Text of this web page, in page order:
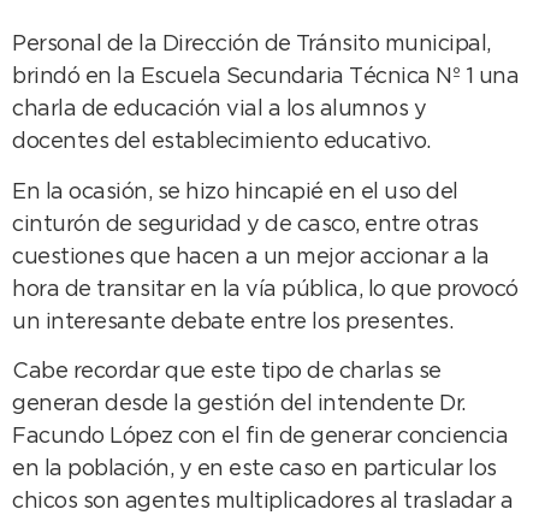
Personal de la Dirección de Tránsito municipal,
brindó en la Escuela Secundaria Técnica Nº 1 una
charla de educación vial a los alumnos y
docentes del establecimiento educativo.
En la ocasión, se hizo hincapié en el uso del
cinturón de seguridad y de casco, entre otras
cuestiones que hacen a un mejor accionar a la
hora de transitar en la vía pública, lo que provocó
un interesante debate entre los presentes.
Cabe recordar que este tipo de charlas se
generan desde la gestión del intendente Dr.
Facundo López con el fin de generar conciencia
en la población, y en este caso en particular los
chicos son agentes multiplicadores al trasladar a